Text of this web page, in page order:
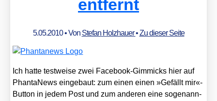
entfernt
5.05.2010• Von Stefan Holzhauer•Zu dieser Seite
Ich hat­te test­wei­se zwei Face­book-Gim­micks hier auf
Phan­ta­News ein­ge­baut: zum einen einen »Gefällt mir«-
Button in jedem Post und zum ande­ren eine soge­nann­